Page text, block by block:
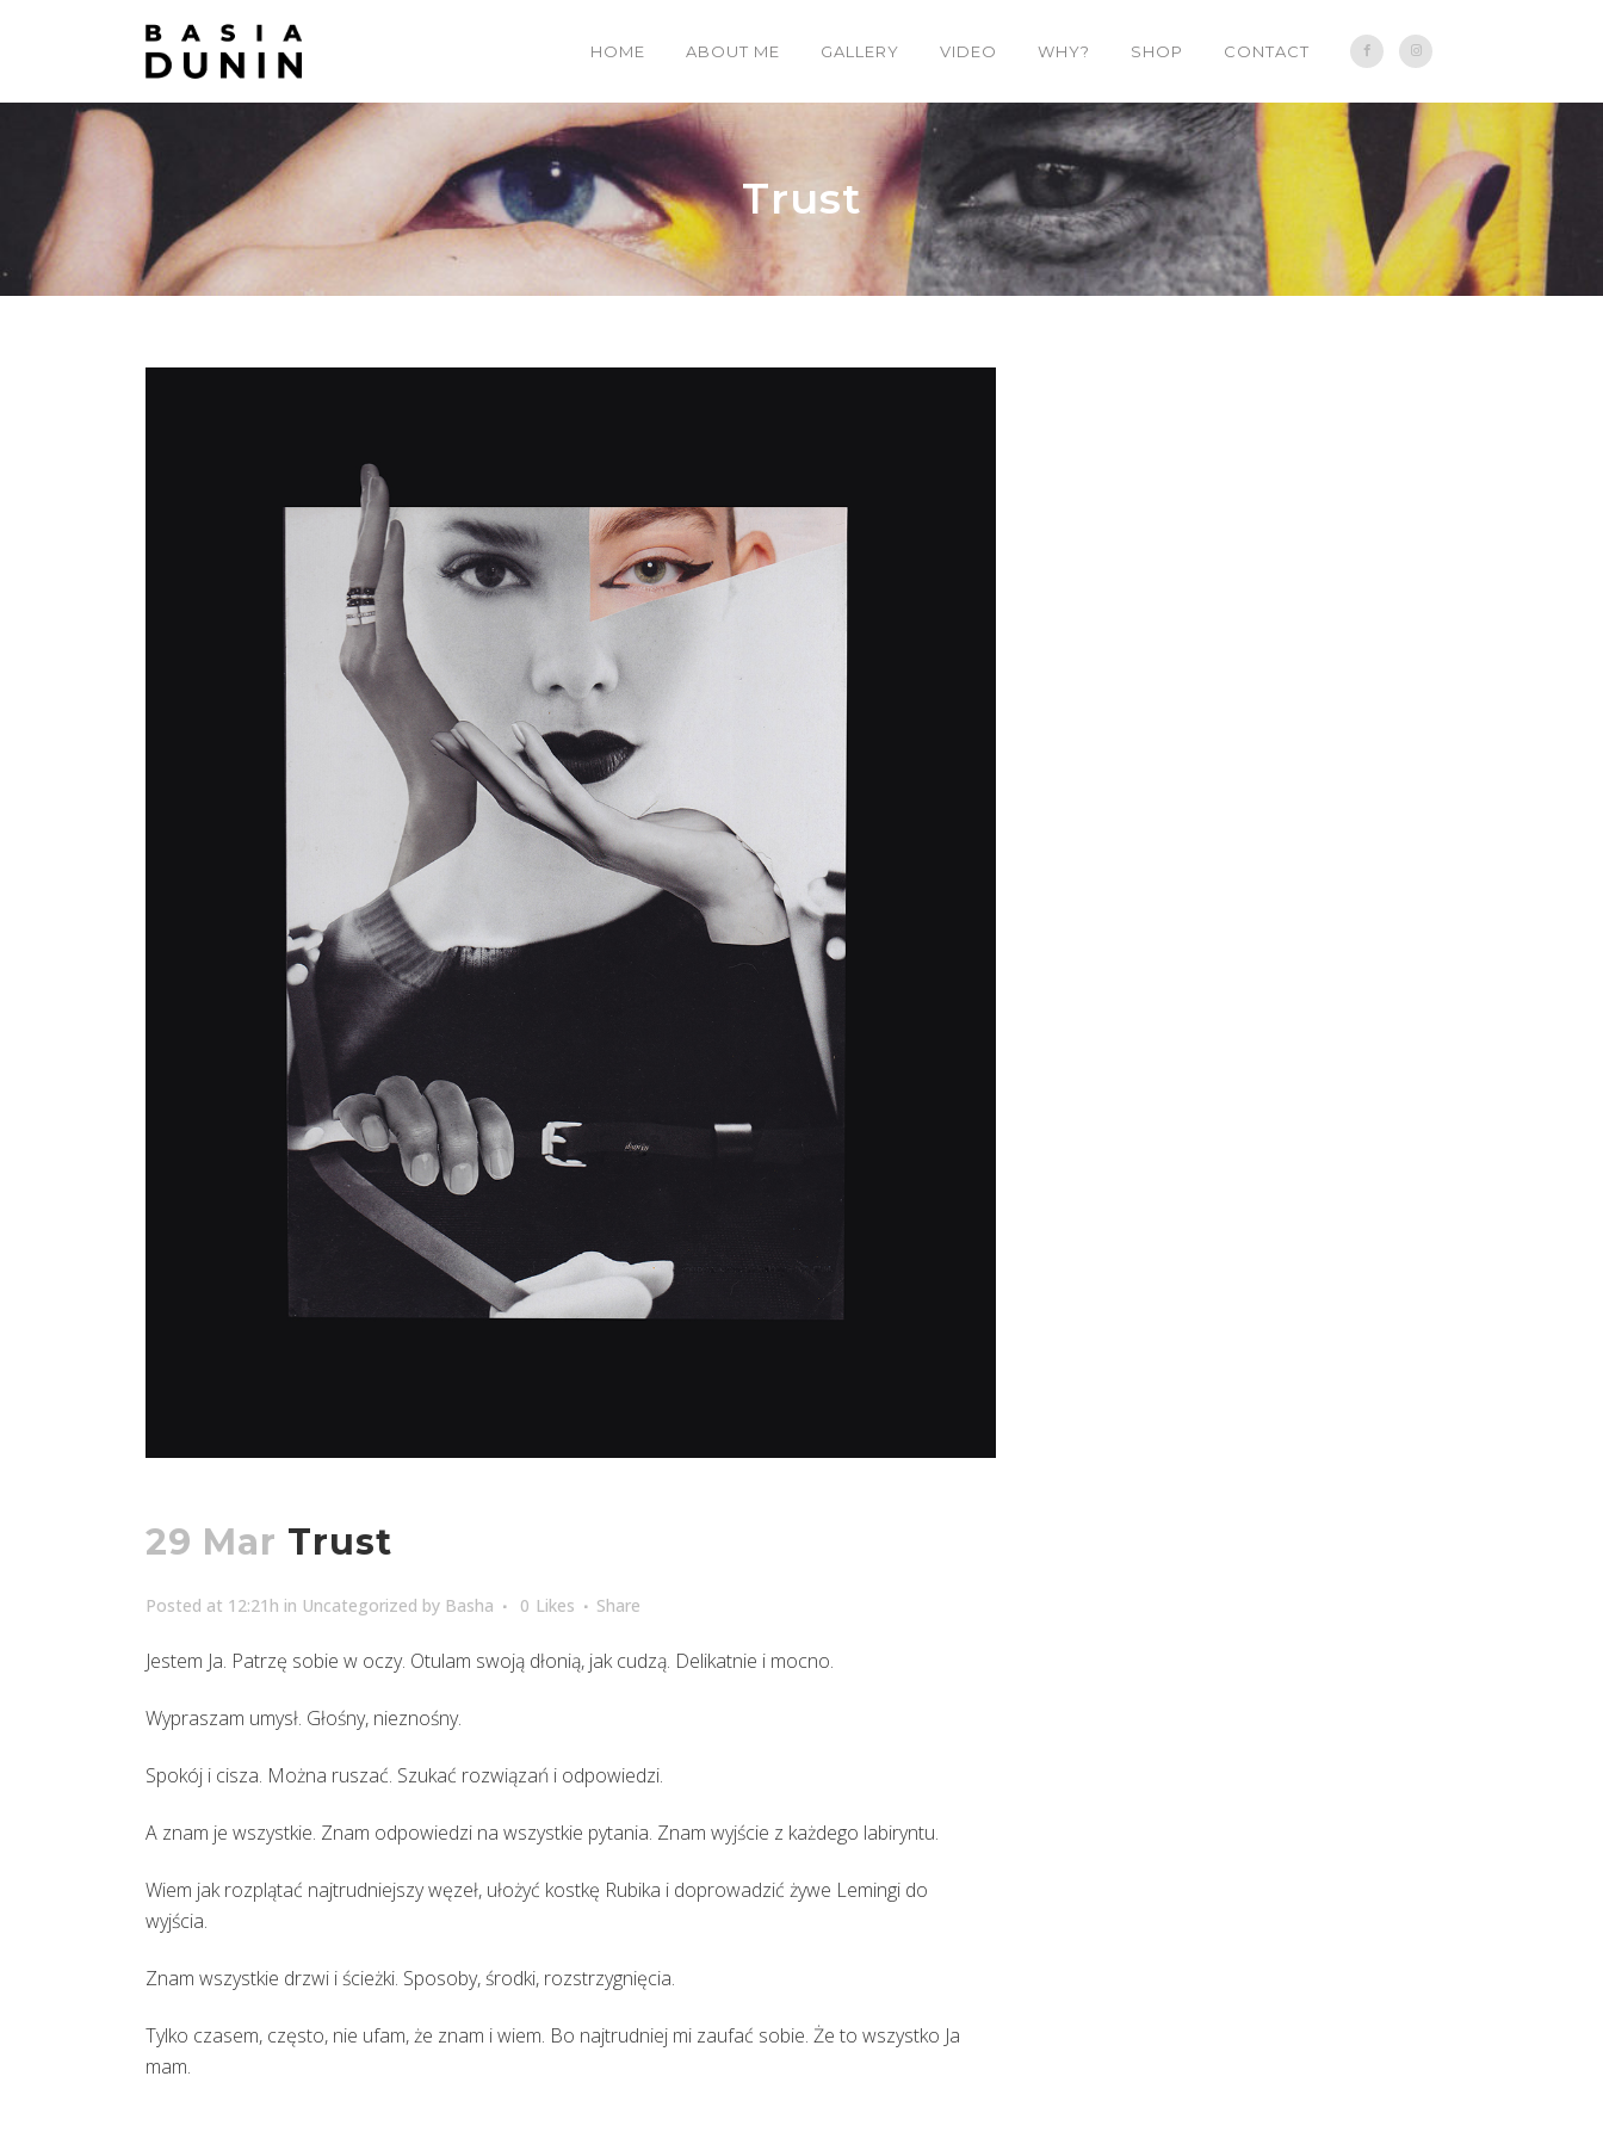
HOME ABOUT ME GALLERY VIDEO WHY? SHOP CONTACT
Trust
29 Mar Trust
Posted at 12:21h in Uncategorized by Basha 0 Likes Share
Jestem Ja. Patrzę sobie w oczy. Otulam swoją dłonią, jak cudzą. Delikatnie i mocno.
Wypraszam umysł. Głośny, nieznośny.
Spokój i cisza. Można ruszać. Szukać rozwiązań i odpowiedzi.
A znam je wszystkie. Znam odpowiedzi na wszystkie pytania. Znam wyjście z każdego labiryntu.
Wiem jak rozplątać najtrudniejszy węzeł, ułożyć kostkę Rubika i doprowadzić żywe Lemingi do
wyjścia.
Znam wszystkie drzwi i ścieżki. Sposoby, środki, rozstrzygnięcia.
Tylko czasem, często, nie ufam, że znam i wiem. Bo najtrudniej mi zaufać sobie. Że to wszystko Ja
mam.